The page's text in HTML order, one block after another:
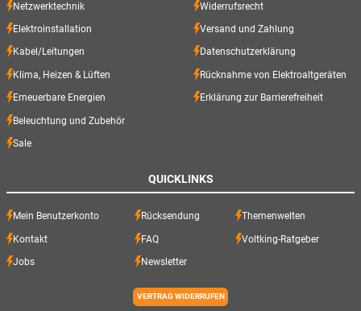
Netzwerktechnik
Elektroinstallation
Kabel/Leitungen
Klima, Heizen & Lüften
Erneuerbare Energien
Beleuchtung und Zubehör
Sale
Widerrufsrecht
Versand und Zahlung
Datenschutzerklärung
Rücknahme von Elektroaltgeräten
Erklärung zur Barrierefreiheit
QUICKLINKS
Mein Benutzerkonto Rücksendung Themenwelten
Kontakt FAQ Voltking-Ratgeber
Jobs Newsletter
VERTRAG WIDERRUFEN